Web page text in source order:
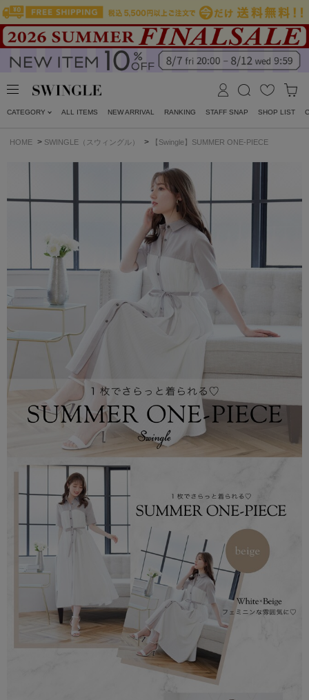
CATEGORY ALL ITEMS NEW ARRIVAL RANKING STAFF SNAP SHOP LIST
HOME > SWINGLE（スウィングル） > 【Swingle】SUMMER ONE-PIECE